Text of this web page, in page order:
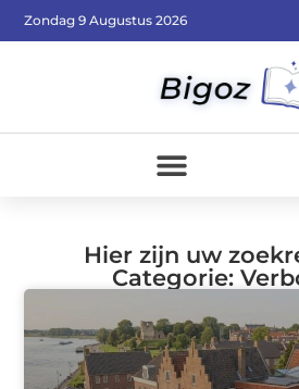
Zondag 9 Augustus 2026
Hier zijn uw
Categorie: